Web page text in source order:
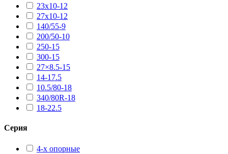
23х10-12
27х10-12
140/55-9
200/50-10
250-15
300-15
27×8.5-15
14-17.5
10.5/80-18
340/80R-18
18-22.5
Серия
4-х опорные